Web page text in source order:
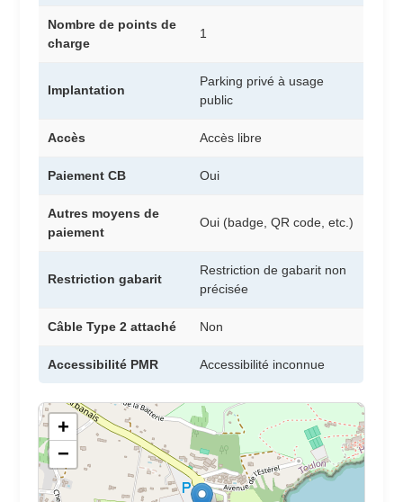
Nombre de points de
charge
1
Implantation
Parking privé à usage
public
Accès Accès libre
Paiement CB Oui
Autres moyens de
paiement
Oui (badge, QR code, etc.)
Restriction gabarit
Restriction de gabarit non
précisée
Câble Type 2 attaché Non
Accessibilité PMR Accessibilité inconnue
+
−